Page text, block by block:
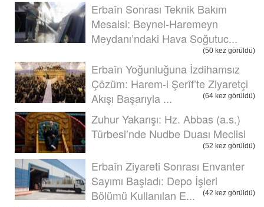
Erbaîn Sonrası Teknik Bakım
Mesaisi: Beynel-Haremeyn
Meydanı’ndaki Hava Soğutuc...
(50 kez görüldü)
Erbaîn Yoğunluğuna İzdihamsız
Çözüm: Harem-i Şerîf’te Ziyaretçi
Akışı Başarıyla ...
(64 kez görüldü)
Zuhur Yakarışı: Hz. Abbas (a.s.)
Türbesi’nde Nudbe Duası Meclisi
(52 kez görüldü)
Erbaîn Ziyareti Sonrası Envanter
Sayımı Başladı: Depo İşleri
Bölümü Kullanılan E...
(42 kez görüldü)